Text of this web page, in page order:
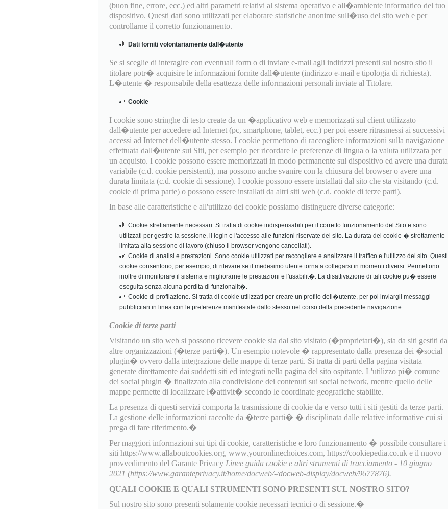
(buon fine, errore, ecc.) ed altri parametri relativi al sistema operativo e all�ambiente informatico del tuo
dispositivo. Questi dati sono utilizzati per elaborare statistiche anonime sull�uso del sito web e per
controllarne il corretto funzionamento.
Dati forniti volontariamente dall�utente
Se si sceglie di interagire con eventuali form o di inviare e-mail agli indirizzi presenti sul nostro sito il
titolare potr� acquisire le informazioni fornite dall�utente (indirizzo e-mail e tipologia di richiesta).
L�utente � responsabile della esattezza delle informazioni personali inviate al Titolare.
Cookie
I cookie sono stringhe di testo create da un �applicativo web e memorizzati sul client utilizzato
dall�utente per accedere ad Internet (pc, smartphone, tablet, ecc.) per poi essere ritrasmessi ai successivi
accessi ad Internet dell�utente stesso. I cookie permettono di raccogliere informazioni sulla navigazione
effettuata dall�utente sui Siti, per esempio per ricordare le preferenze di lingua o la valuta utilizzata per
un acquisto. I cookie possono essere memorizzati in modo permanente sul dispositivo ed avere una durata
variabile (c.d. cookie persistenti), ma possono anche svanire con la chiusura del browser o avere una
durata limitata (c.d. cookie di sessione). I cookie possono essere installati dal sito che sta visitando (c.d.
cookie di prima parte) o possono essere installati da altri siti web (c.d. cookie di terze parti).
In base alle caratteristiche e all'utilizzo dei cookie possiamo distinguere diverse categorie:
Cookie strettamente necessari. Si tratta di cookie indispensabili per il corretto funzionamento del Sito e sono
utilizzati per gestire la sessione, il login e l'accesso alle funzioni riservate del sito. La durata dei cookie � strettamente
limitata alla sessione di lavoro (chiuso il browser vengono cancellati).
Cookie di analisi e prestazioni. Sono cookie utilizzati per raccogliere e analizzare il traffico e l'utilizzo del sito. Questi
cookie consentono, per esempio, di rilevare se il medesimo utente torna a collegarsi in momenti diversi. Permettono
inoltre di monitorare il sistema e migliorarne le prestazioni e l'usabilit�. La disattivazione di tali cookie pu� essere
eseguita senza alcuna perdita di funzionalit�.
Cookie di profilazione. Si tratta di cookie utilizzati per creare un profilo dell�utente, per poi inviargli messaggi
pubblicitari in linea con le preferenze manifestate dallo stesso nel corso della precedente navigazione.
Cookie di terze parti
Visitando un sito web si possono ricevere cookie sia dal sito visitato (�proprietari�), sia da siti gestiti da
altre organizzazioni (�terze parti�). Un esempio notevole � rappresentato dalla presenza dei �social
plugin� ovvero dalla integrazione delle mappe di terze parti. Si tratta di parti della pagina visitata
generate direttamente dai suddetti siti ed integrati nella pagina del sito ospitante. L'utilizzo pi� comune
dei social plugin � finalizzato alla condivisione dei contenuti sui social network, mentre quello delle
mappe permette di localizzare l�attivit� secondo le coordinate geografiche stabilite.
La presenza di questi servizi comporta la trasmissione di cookie da e verso tutti i siti gestiti da terze parti.
La gestione delle informazioni raccolte da �terze parti� � disciplinata dalle relative informative cui si
prega di fare riferimento.�
Per maggiori informazioni sui tipi di cookie, caratteristiche e loro funzionamento � possibile consultare i
siti https://www.allaboutcookies.org, www.youronlinechoices.com, https://cookiepedia.co.uk e il nuovo
provvedimento del Garante Privacy Linee guida cookie e altri strumenti di tracciamento - 10 giugno
2021 (https://www.garanteprivacy.it/home/docweb/-/docweb-display/docweb/9677876).
QUALI COOKIE E QUALI STRUMENTI SONO PRESENTI SUL NOSTRO SITO?
Sul nostro sito sono presenti solamente cookie necessari tecnici o di sessione.�